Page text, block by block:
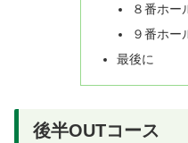
８番ホ
９番ホ
最後に
後半OUTコース